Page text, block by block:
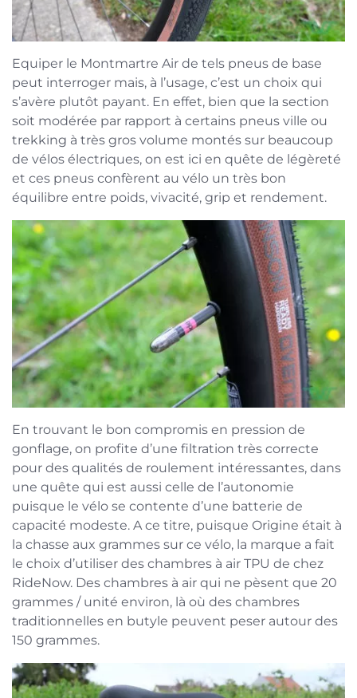
Equiper le Montmartre Air de tels pneus de base
peut interroger mais, à l’usage, c’est un choix qui
s’avère plutôt payant. En effet, bien que la section
soit modérée par rapport à certains pneus ville ou
trekking à très gros volume montés sur beaucoup
de vélos électriques, on est ici en quête de légèreté
et ces pneus confèrent au vélo un très bon
équilibre entre poids, vivacité, grip et rendement.
En trouvant le bon compromis en pression de
gonflage, on profite d’une filtration très correcte
pour des qualités de roulement intéressantes, dans
une quête qui est aussi celle de l’autonomie
puisque le vélo se contente d’une batterie de
capacité modeste. A ce titre, puisque Origine était à
la chasse aux grammes sur ce vélo, la marque a fait
le choix d’utiliser des chambres à air TPU de chez
RideNow. Des chambres à air qui ne pèsent que 20
grammes / unité environ, là où des chambres
traditionnelles en butyle peuvent peser autour des
150 grammes.